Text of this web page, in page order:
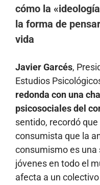
cómo la
la forma de
vida
Javier Garcés,
Estudios
redonda con una
psicosociales del
sentido, recordó
consumista que la
consumismo es una
jóvenes en todo el
afecta a un